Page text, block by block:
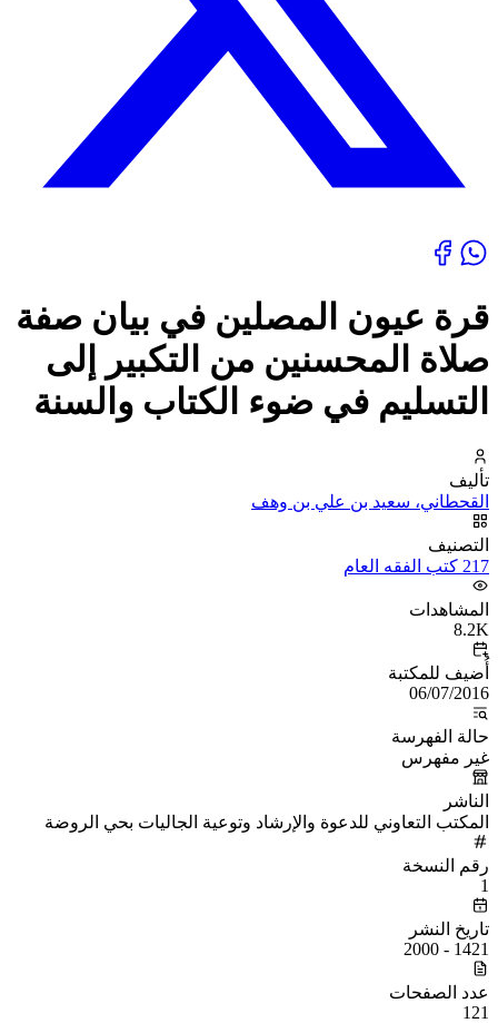
قرة عيون المصلين في بيان صفة
صلاة المحسنين من التكبير إلى
التسليم في ضوء الكتاب والسنة
تأليف
القحطاني، سعيد بن علي بن وهف
التصنيف
217 كتب الفقه العام
المشاهدات
8.2K
أُضيف للمكتبة
06/07/2016
حالة الفهرسة
غير مفهرس
الناشر
المكتب التعاوني للدعوة والإرشاد وتوعية الجاليات بحي الروضة
رقم النسخة
1
تاريخ النشر
1421 - 2000
عدد الصفحات
121